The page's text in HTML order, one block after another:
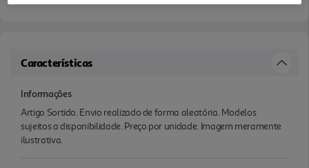
Características
Informações
Artigo Sortido. Envio realizado de forma aleatória. Modelos
sujeitos a disponibilidade. Preço por unidade. Imagem meramente
ilustrativa.